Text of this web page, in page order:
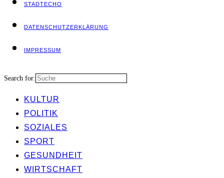
STADT­ECHO
DATEN­SCHUTZ­ER­KLÄ­RUNG
IMPRES­SUM
Search for:
KUL­TUR
POLI­TIK
SOZIA­LES
SPORT
GESUND­HEIT
WIRT­SCHAFT